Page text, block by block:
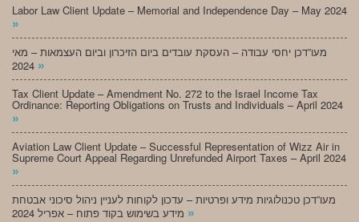
Labor Law Client Update – Memorial and Independence Day – May 2024
»
מעו”דכן יחסי עבודה – העסקת עובדים ביום הזיכרון וביום העצמאות – מאי
»
Tax Client Update – Amendment No. 272 to the Israel Income Tax
Ordinance: Reporting Obligations on Trusts and Individuals – April 2024
»
Aviation Law Client Update – Successful Representation of Wizz Air in
Supreme Court Appeal Regarding Unrefunded Airport Taxes – April 2024
»
מעו”דכן טכנולוגיות מידע ופרטיות – עדכון לקוחות לעניין ניהול סיכוני אבטחת
»